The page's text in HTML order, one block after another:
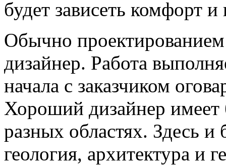
будет зависеть комфорт и
Обычно
дизайнер. Работа
начала с заказчиком
Хороший дизайнер
разных областях. Здесь
геология, архитектура и